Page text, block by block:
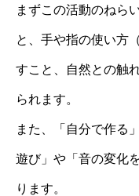
まずこの活動のねら
と、手や指の使い方
すこと、自然との触
られます。
また、「自分で作る
遊び」や「音の変化
ります。